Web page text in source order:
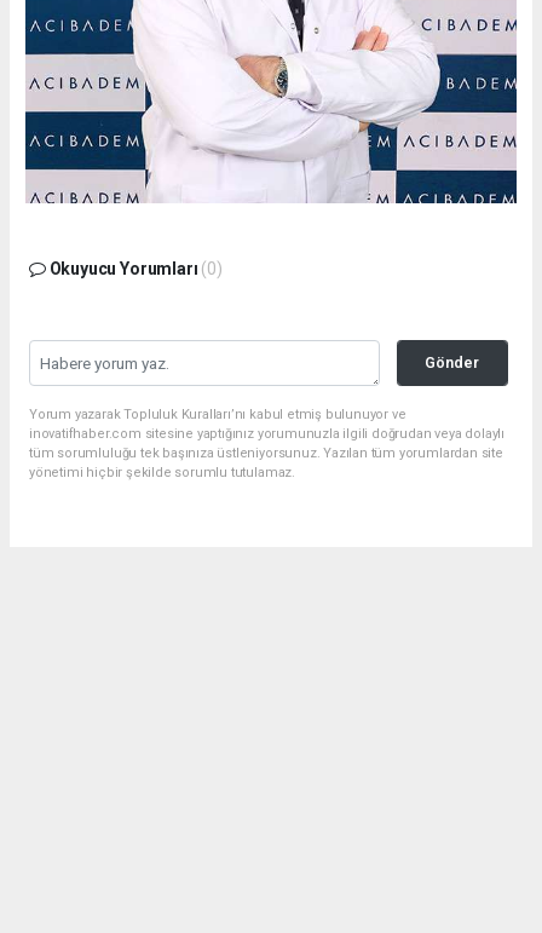
Okuyucu Yorumları (0)
Gönder
Yorum yazarak Topluluk Kuralları’nı kabul etmiş bulunuyor ve
inovatifhaber.com sitesine yaptığınız yorumunuzla ilgili doğrudan veya dolaylı
tüm sorumluluğu tek başınıza üstleniyorsunuz. Yazılan tüm yorumlardan site
yönetimi hiçbir şekilde sorumlu tutulamaz.